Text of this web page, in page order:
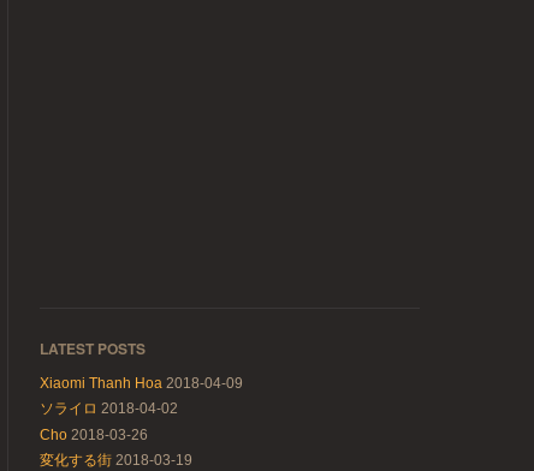
LATEST POSTS
Xiaomi Thanh Hoa 2018-04-09
ソライロ 2018-04-02
Cho 2018-03-26
変化する街 2018-03-19